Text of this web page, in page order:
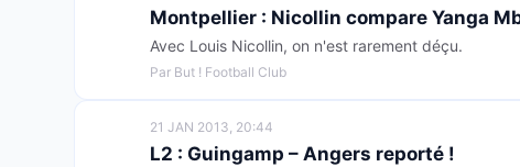
Montpellier : Nicollin compare Yanga
Avec Louis Nicollin, on n'est rarement déçu.
Par But ! Football Club
21 JAN 2013, 20:44
L2 : Guingamp – Angers reporté !